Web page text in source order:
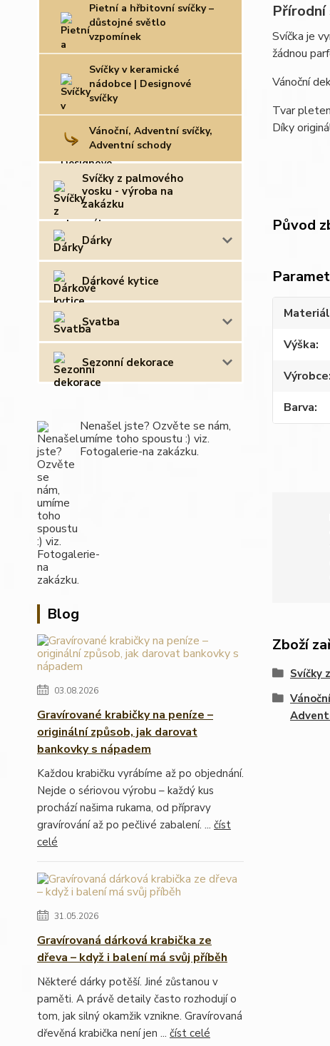
Pietní a hřbitovní svíčky –
důstojné světlo
vzpomínek
Svíčky v keramické
nádobce | Designové
svíčky
Vánoční, Adventní svíčky,
Adventní schody
Svíčky z palmového
vosku - výroba na
zakázku
Dárky
Dárkové kytice
Svatba
Sezonní dekorace
Nenašel jste? Ozvěte se nám,
umíme toho spoustu :) viz.
Fotogalerie-na zakázku.
Blog
03.08.2026
Gravírované krabičky na peníze –
originální způsob, jak darovat
bankovky s nápadem
Každou krabičku vyrábíme až po objednání.
Nejde o sériovou výrobu – každý kus
prochází našima rukama, od přípravy
gravírování až po pečlivé zabalení. ... číst
celé
31.05.2026
Gravírovaná dárková krabička ze
dřeva – když i balení má svůj příběh
Některé dárky potěší. Jiné zůstanou v
paměti. A právě detaily často rozhodují o
tom, jak silný okamžik vznikne. Gravírovaná
dřevěná krabička není jen ... číst celé
Přírodní
Svíčka je
žádnou
Vánoční
Tvar
Díky
Původ
Materiál
Výška
Výrobce
Barva
Zboží
Svíčky